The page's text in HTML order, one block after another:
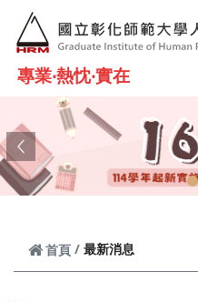
跳到主要內容
專業‧熱忱‧實在
Previous
首頁 最新消息